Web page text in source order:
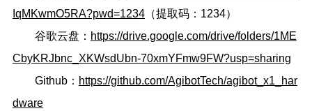
IqMKwmO5RA?pwd=1234（提取码：1234）
谷歌云盘： https://drive.google.com/drive/folders/1ME
CbyKRJbnc_XKWsdUbn-70xmYFmw9FW?usp=sharing
Github： https://github.com/AgibotTech/agibot_x1_har
dware